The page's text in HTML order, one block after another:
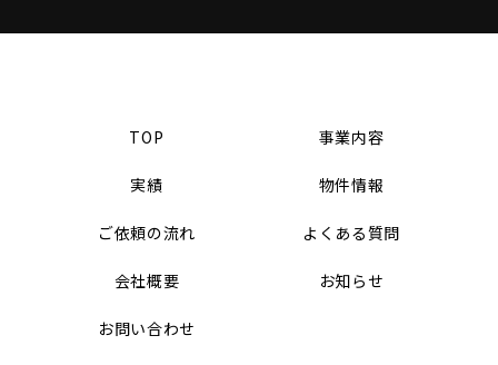
TOP 事業内容
実績 物件情報
ご依頼の流れ よくある質問
会社概要 お知らせ
お問い合わせ